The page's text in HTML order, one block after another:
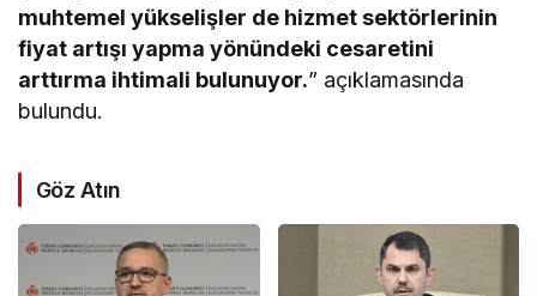
muhtemel yükselişler de hizmet sektörlerinin
fiyat artışı yapma yönündeki cesaretini
arttırma ihtimali bulunuyor.” açıklamasında
bulundu.
Göz Atın